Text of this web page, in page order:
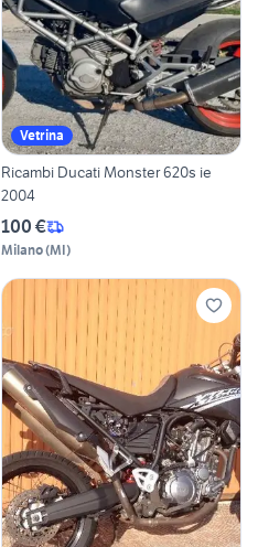
Vetrina
Ricambi Ducati Monster 620s ie
2004
100 €
Milano(MI)